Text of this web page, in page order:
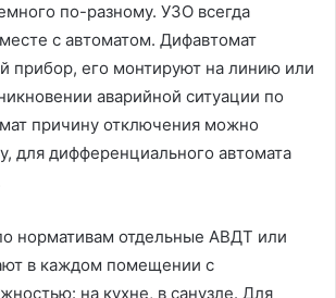
по-разному. УЗО всегда
с автоматом. Дифавтомат
прибор, его монтируют на линию или
аварийной ситуации по
причину отключения можно
для дифференциального автомата
нормативам отдельные АВДТ или
в каждом помещении с
на кухне, в санузле. Для